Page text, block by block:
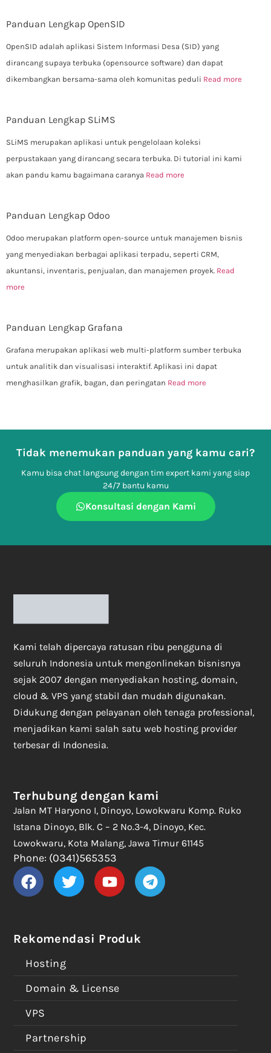
Panduan Lengkap OpenSID
OpenSID adalah aplikasi Sistem Informasi Desa (SID) yang
dirancang supaya terbuka (opensource software) dan dapat
dikembangkan bersama-sama oleh komunitas peduli Read more
Panduan Lengkap SLiMS
SLiMS merupakan aplikasi untuk pengelolaan koleksi
perpustakaan yang dirancang secara terbuka. Di tutorial ini kami
akan pandu kamu bagaimana caranya Read more
Panduan Lengkap Odoo
Odoo merupakan platform open-source untuk manajemen bisnis
yang menyediakan berbagai aplikasi terpadu, seperti CRM,
akuntansi, inventaris, penjualan, dan manajemen proyek. Read
more
Panduan Lengkap Grafana
Grafana merupakan aplikasi web multi-platform sumber terbuka
untuk analitik dan visualisasi interaktif. Aplikasi ini dapat
menghasilkan grafik, bagan, dan peringatan Read more
Tidak menemukan panduan yang kamu cari?
Kamu bisa chat langsung dengan tim expert kami yang siap
24/7 bantu kamu
Konsultasi dengan Kami
Kami telah dipercaya ratusan ribu pengguna di
seluruh Indonesia untuk mengonlinekan bisnisnya
sejak 2007 dengan menyediakan hosting, domain,
cloud & VPS yang stabil dan mudah digunakan.
Didukung dengan pelayanan oleh tenaga professional,
menjadikan kami salah satu web hosting provider
terbesar di Indonesia.
Rekomendasi Produk
Hosting
Domain & License
VPS
Partnership
Terhubung dengan kami
Jalan MT Haryono I, Dinoyo, Lowokwaru Komp. Ruko
Istana Dinoyo, Blk. C – 2 No.3-4, Dinoyo, Kec.
Lowokwaru, Kota Malang, Jawa Timur 61145
Phone: (0341)565353